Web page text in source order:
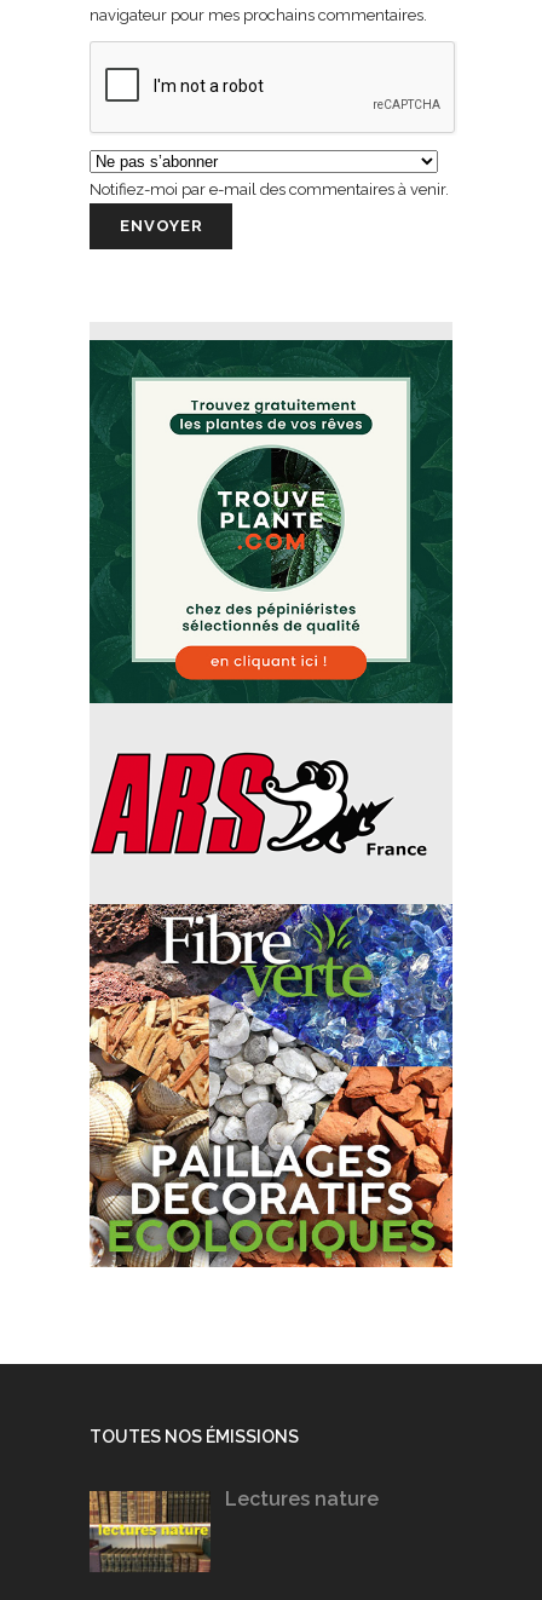
navigateur pour mes prochains commentaires.
Notifiez-moi par e-mail des commentaires à venir.
TOUTES NOS ÉMISSIONS
Lectures nature